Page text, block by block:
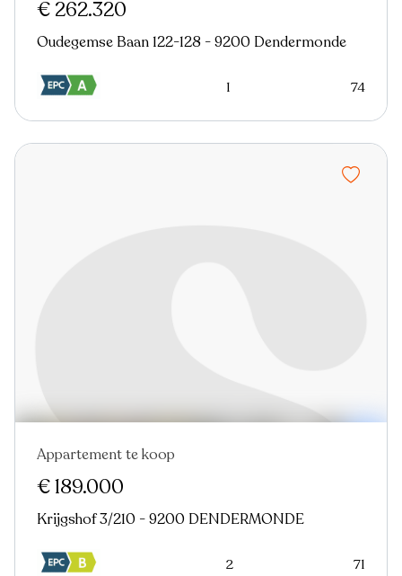
€ 262.320
Oudegemse Baan 122-128 - 9200 Dendermonde
1 74
Appartement te koop
€ 189.000
Krijgshof 3/210 - 9200 DENDERMONDE
2 71